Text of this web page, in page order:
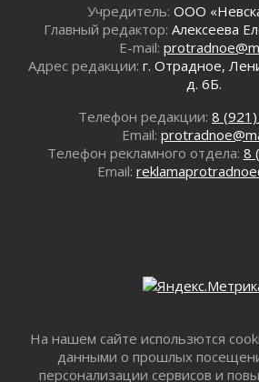
Юхла, мука, кантеле и
Лето катится с горки
В Ленобласти открылась
летию Билибина
01 августа 2026
Лето без гаджетов
Без заявлений и очередей
01 августа 2026
Учредитель: ООО
Главный редактор: Алексеева
E-mail:
Адрес редакции: г. Отрадное,
д. 6Б.
Телефон редакции: 8
Email:
Телефон рекламного отдела: 8
Email:
На нашем сайте использются
данными о прошлых
персонализации сервисов и